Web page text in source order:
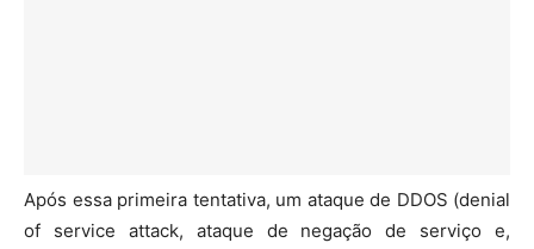
Após essa primeira tentativa, um ataque de DDOS (denial
of service attack, ataque de negação de serviço e,